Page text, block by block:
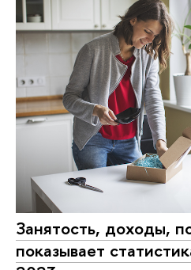
Занятость, доходы,
показывает